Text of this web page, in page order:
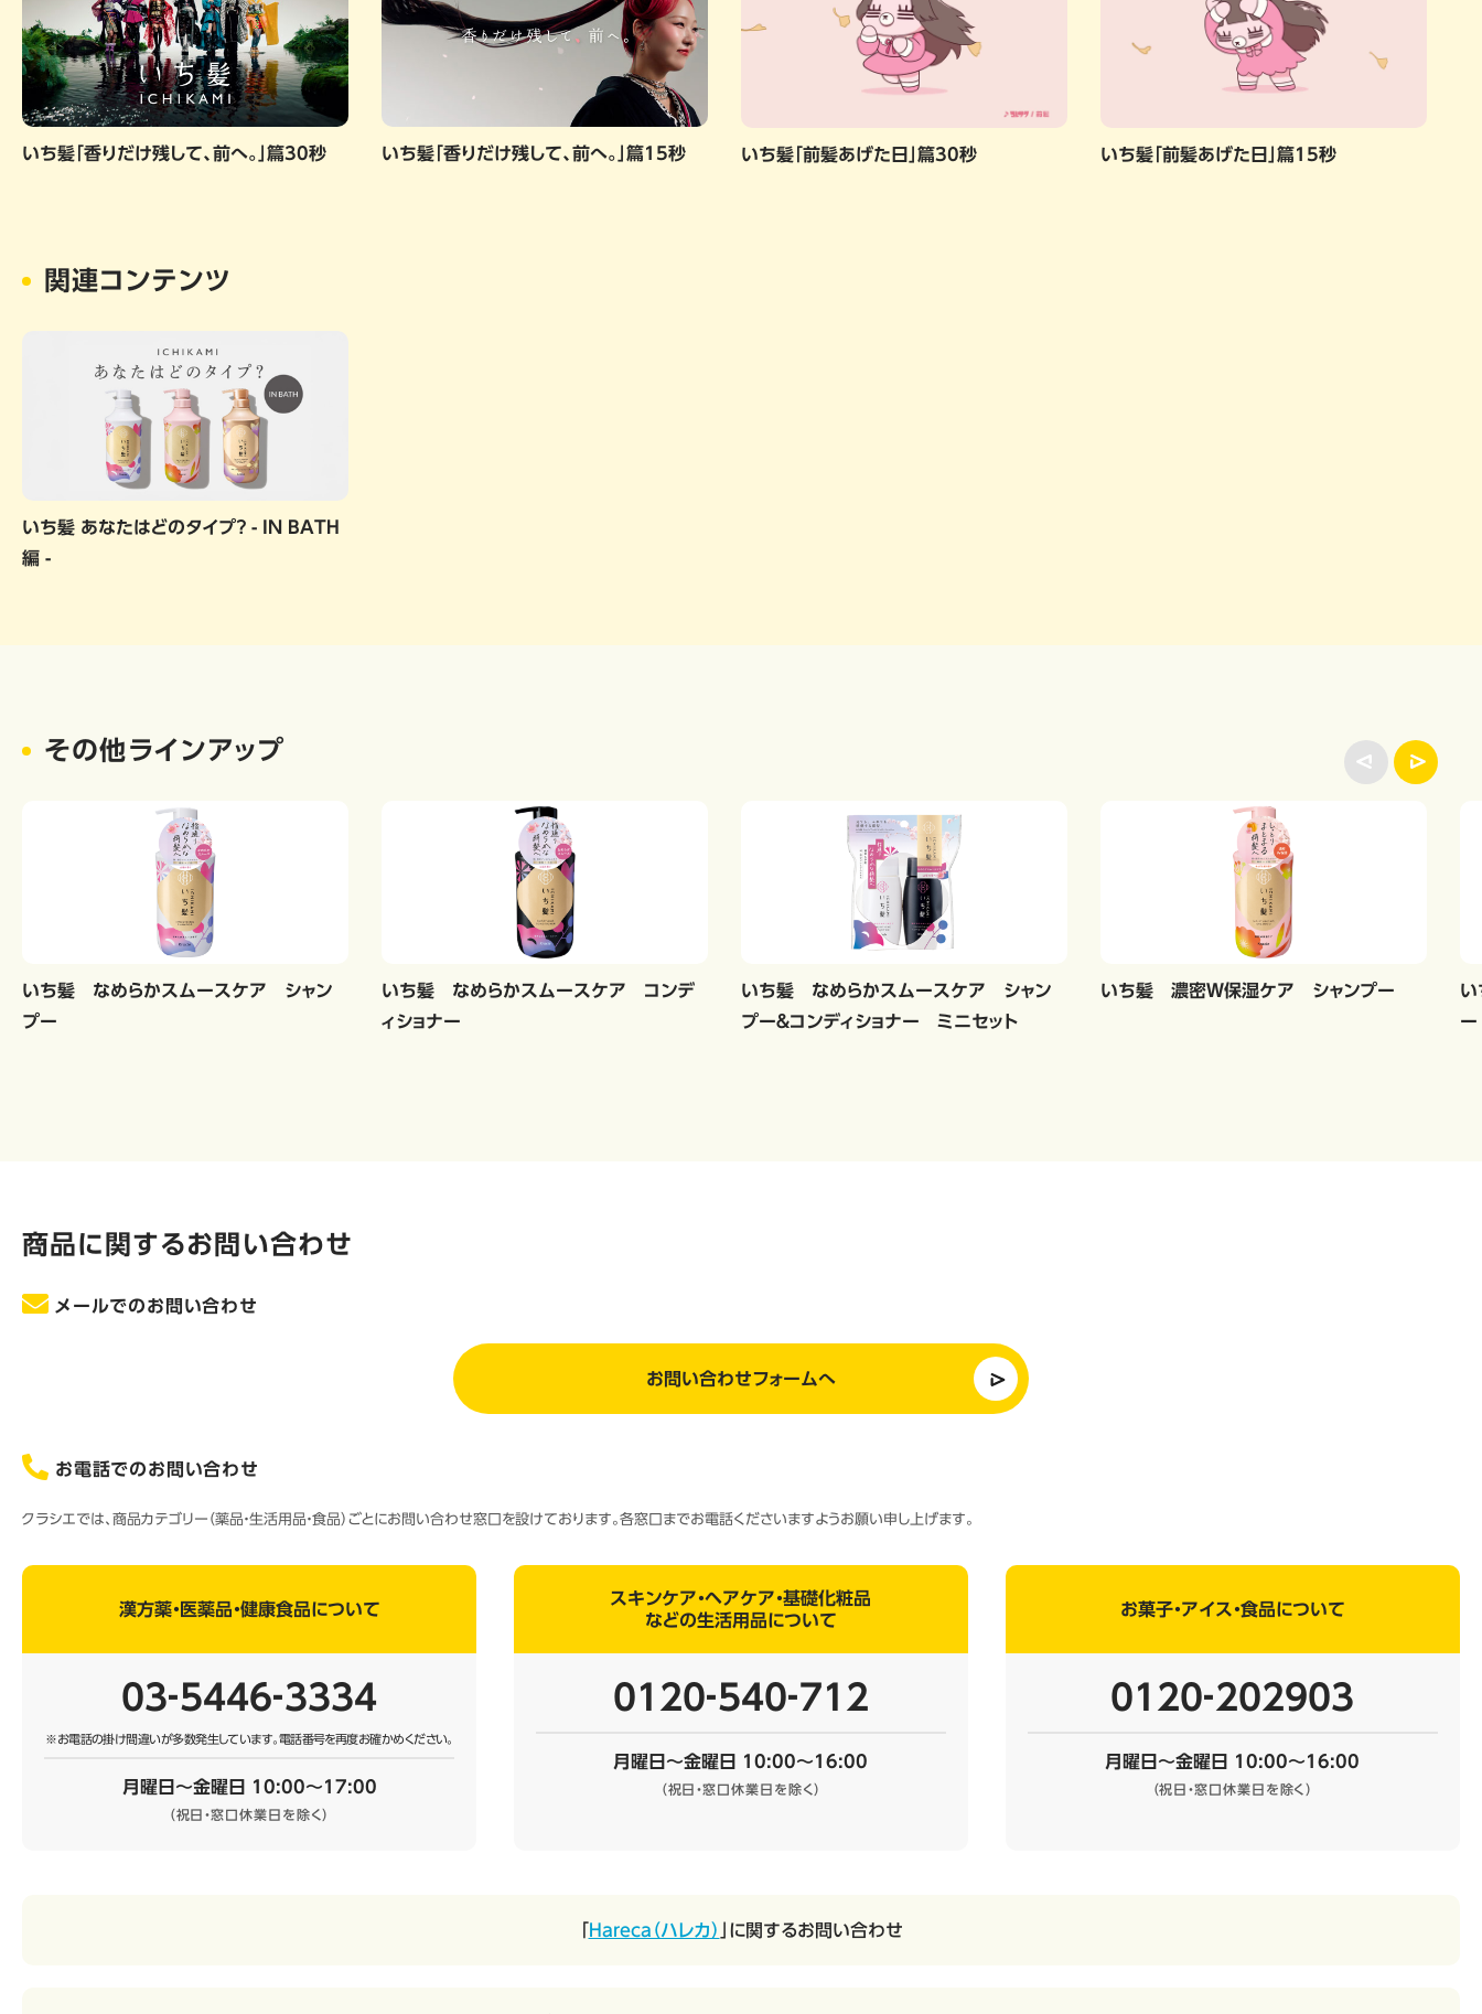
いち髪「香りだけ残して、前へ。」篇30秒 いち髪「香りだけ残して、前へ。」篇15秒 いち髪「前髪あげた日」篇30秒 いち髪「前髪あげた日」篇15秒
関連コンテンツ
いち髪 あなたはどのタイプ？ - IN BATH
編 -
その他ラインアップ
いち髪 なめらかスムースケア シャン
プー
いち髪 なめらかスムースケア コンデ
ィショナー
いち髪 なめらかスムースケア シャン
プー＆コンディショナー ミニセット
いち髪 濃密Ｗ保湿ケア シャンプー
ー
商品に関するお問い合わせ
メールでのお問い合わせ
お問い合わせフォームへ
お電話でのお問い合わせ
クラシエでは、商品カテゴリー（薬品・生活用品・食品）ごとにお問い合わせ窓口を設けております。各窓口までお電話くださいますようお願い申し上げます。
漢方薬・医薬品・健康食品について
03‐5446‐3334
※お電話の掛け間違いが多数発生しています。電話番号を再度お確かめください。
月曜日～金曜日 10:00～17:00
（祝日・窓口休業日を除く）
スキンケア・ヘアケア・基礎化粧品
などの生活用品について
0120‐540‐712
月曜日～金曜日 10:00～16:00
（祝日・窓口休業日を除く）
お菓子・アイス・食品について
0120‐202903
月曜日～金曜日 10:00～16:00
（祝日・窓口休業日を除く）
Hareca（ハレカ） 」に関するお問い合わせ